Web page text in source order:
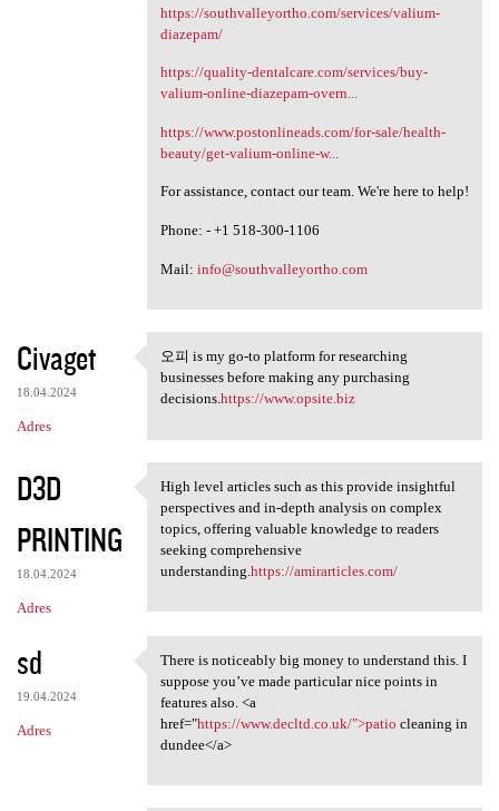
https://southvalleyortho.com/services/valium-
diazepam/
https://quality-dentalcare.com/services/buy-
valium-online-diazepam-overn...
https://www.postonlineads.com/for-sale/health-
beauty/get-valium-online-w...
For assistance, contact our team. We're here to help!
Phone: - +1 518-300-1106
Mail: info@southvalleyortho.com
Civaget
18.04.2024
Adres
오피 is my go-to platform for
오피 is my go-to platform for researching
businesses before making any purchasing
decisions.https://www.opsite.biz
D3D
PRINTING
18.04.2024
Adres
High level articles such as
High level articles such as this provide insightful
perspectives and in-depth analysis on complex
topics, offering valuable knowledge to readers
seeking comprehensive
understanding. https://amirarticles.com/
sd
19.04.2024
Adres
There is noticeably big money
There is noticeably big money to understand this. I
suppose you’ve made particular nice points in
features also. <a
href="https://www.decltd.co.uk/">patio cleaning in
dundee</a>